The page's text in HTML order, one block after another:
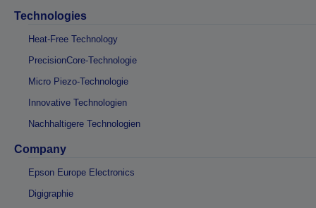
Technologies
Heat-Free Technology
PrecisionCore-Technologie
Micro Piezo-Technologie
Innovative Technologien
Nachhaltigere Technologien
Company
Epson Europe Electronics
Digigraphie